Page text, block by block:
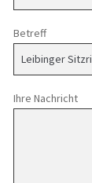
Betreff
Ihre Nachricht